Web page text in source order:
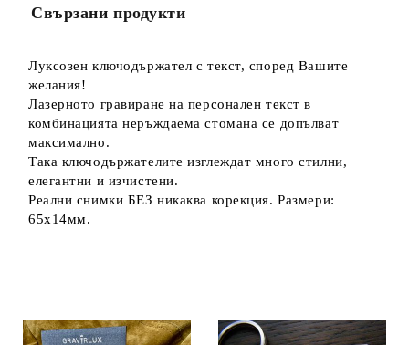
Свързани продукти
Луксозен ключодържател с текст, според Вашите
желания!
Лазерното гравиране на персонален текст в
комбинацията неръждаема стомана се допълват
максимално.
Така ключодържателите изглеждат много стилни,
елегантни и изчистени.
Реални снимки БЕЗ никаква корекция. Размери:
65х14мм.